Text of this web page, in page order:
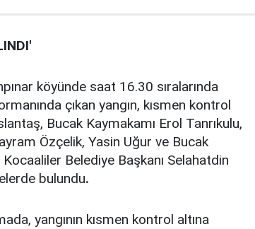
köyünde saat 16.30 sıralarında
çıkan yangın, kısmen kontrol
Bucak Kaymakamı Erol Tanrıkulu,
Özçelik, Yasin Uğur ve Bucak
Belediye Başkanı Selahatdin
bulundu.
yangının kısmen kontrol altına